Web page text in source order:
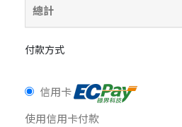
總計
付款方式
信用卡
使用信用卡付款